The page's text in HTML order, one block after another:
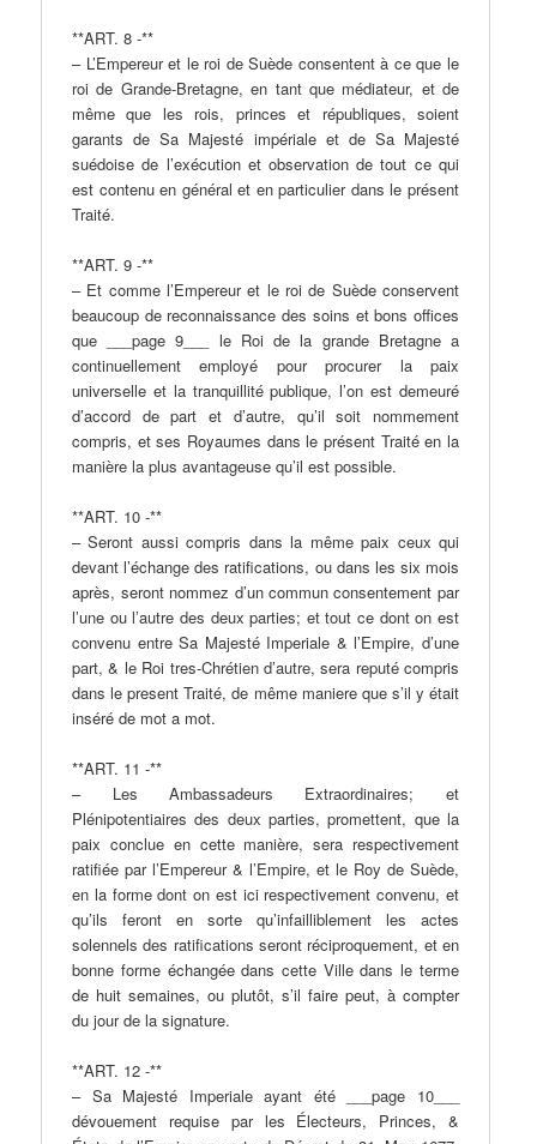
**ART. 8 -**
– L’Empereur et le roi de Suède consentent à ce que le
roi de Grande-Bretagne, en tant que médiateur, et de
même que les rois, princes et républiques, soient
garants de Sa Majesté impériale et de Sa Majesté
suédoise de l’exécution et observation de tout ce qui
est contenu en général et en particulier dans le présent
Traité.
**ART. 9 -**
– Et comme l’Empereur et le roi de Suède conservent
beaucoup de reconnaissance des soins et bons offices
que ___page 9___ le Roi de la grande Bretagne a
continuellement employé pour procurer la paix
universelle et la tranquillité publique, l’on est demeuré
d’accord de part et d’autre, qu’il soit nommement
compris, et ses Royaumes dans le présent Traité en la
manière la plus avantageuse qu’il est possible.
**ART. 10 -**
– Seront aussi compris dans la même paix ceux qui
devant l’échange des ratifications, ou dans les six mois
après, seront nommez d’un commun consentement par
l’une ou l’autre des deux parties; et tout ce dont on est
convenu entre Sa Majesté Imperiale & l’Empire, d’une
part, & le Roi tres-Chrétien d’autre, sera reputé compris
dans le present Traité, de même maniere que s’il y était
inséré de mot a mot.
**ART. 11 -**
– Les Ambassadeurs Extraordinaires; et
Plénipotentiaires des deux parties, promettent, que la
paix conclue en cette manière, sera respectivement
ratifiée par l’Empereur & l’Empire, et le Roy de Suède,
en la forme dont on est ici respectivement convenu, et
qu’ils feront en sorte qu’infailliblement les actes
solennels des ratifications seront réciproquement, et en
bonne forme échangée dans cette Ville dans le terme
de huit semaines, ou plutôt, s’il faire peut, à compter
du jour de la signature.
**ART. 12 -**
– Sa Majesté Imperiale ayant été ___page 10___
dévouement requise par les Électeurs, Princes, &